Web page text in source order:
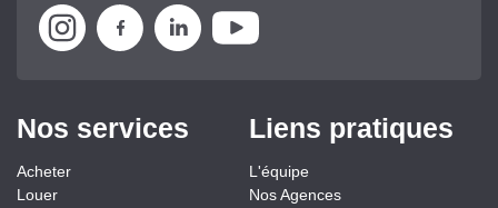
Nos services
Acheter
Louer
Liens pratiques
L'équipe
Nos Agences